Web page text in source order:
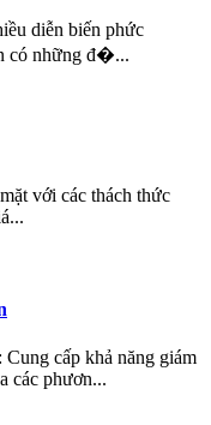
diễn biến phức
có những đ�...
với các thách thức
cấp khả năng giám
các phươn...